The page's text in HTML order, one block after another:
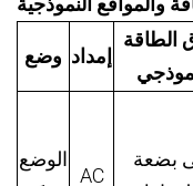
وضع إمداد
الطاقة
الوضع
AC
بضعة